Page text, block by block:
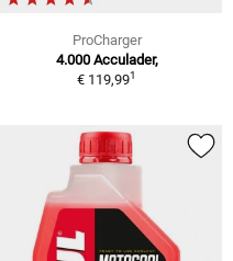
ProCharger
4.000 Acculader,
€ 119,991